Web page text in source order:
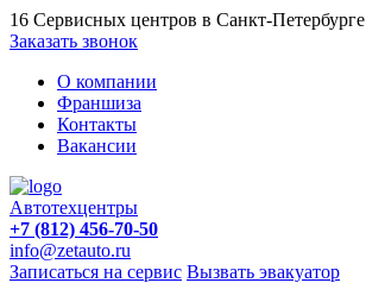
16 Сервисных центров в Санкт-Петербурге
Заказать звонок
О компании
Франшиза
Контакты
Вакансии
Автотехцентры
+7 (812) 456-70-50
info@zetauto.ru
Записаться на сервис Вызвать эвакуатор